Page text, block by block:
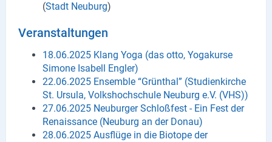
(Stadt Neuburg)
Veranstaltungen
18.06.2025 Klang Yoga (das otto, Yogakurse
Simone Isabell Engler)
22.06.2025 Ensemble “Grünthal” (Studienkirche
St. Ursula, Volkshochschule Neuburg e.V. (VHS))
27.06.2025 Neuburger Schloßfest - Ein Fest der
Renaissance (Neuburg an der Donau)
28.06.2025 Ausflüge in die Biotope der